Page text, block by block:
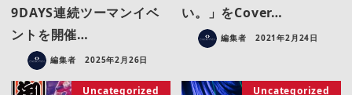
9DAYS連続ツーマンイベ
ントを開催…
編集者 2025年2月26日
い。」をCover…
編集者 2021年2月24日
Uncategorized Uncategorized